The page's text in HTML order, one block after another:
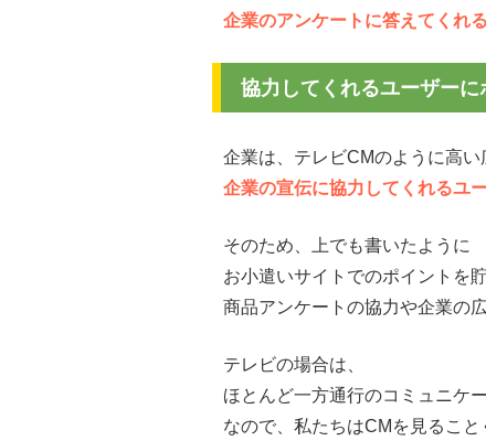
企業のアンケートに答えてくれ
協力してくれるユーザー
企業は、テレビCMのように高い
企業の宣伝に協力してくれるユ
そのため、上でも書いたように
お小遣いサイトでのポイントを
商品アンケートの協力や企業の
テレビの場合は、
ほとんど一方通行のコミュニケ
なので、私たちはCMを見ること